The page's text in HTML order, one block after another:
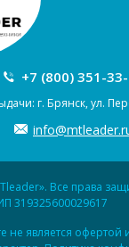
+7 (800) 351-
г. Брянск, ул.
Все права
319325600029617
не является офертой